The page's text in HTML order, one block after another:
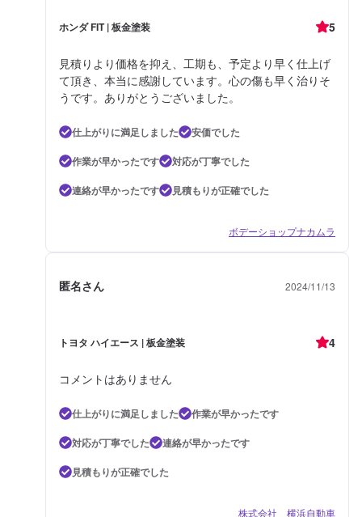
ホンダ FIT | 板金塗装 5
見積りより価格を抑え、工期も、予定より早く仕上げ
て頂き、本当に感謝しています。心の傷も早く治りそ
うです。ありがとうございました。
仕上がりに満足しました
安価でした
作業が早かったです
対応が丁寧でした
連絡が早かったです
見積もりが正確でした
ボデーショップナカムラ
匿名さん 2024/11/13
トヨタ ハイエース | 板金塗装 4
コメントはありません
仕上がりに満足しました
作業が早かったです
対応が丁寧でした
連絡が早かったです
見積もりが正確でした
株式会社 横浜自動車